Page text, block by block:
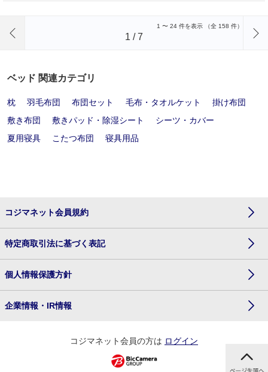
1 〜 24 件を表示 （全 158 件）
1 /7
ベッド 関連カテゴリ
枕 羽毛布団 布団セット 毛布・タオルケット
掛け布団
敷き布団
敷きパッド・除湿シート
シーツ・カバー
夏用寝具
こたつ布団 寝具用品
コジマネット会員規約
特定商取引法に基づく表記
個人情報保護方針
企業情報・IR情報
コジマネット会員の方は ログイン